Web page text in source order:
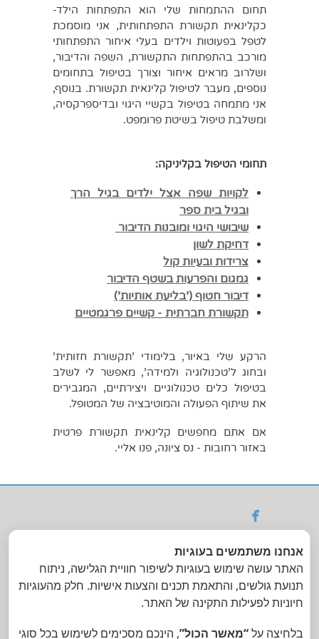
תחום ההתמחות שלי הוא התפתחות הילד-
כקלינאית תקשורת התפתחותית, אני מוסמכת
לטפל בפעוטות וילדים בעלי איחור התפתחותי
מורכב בהתפתחות התקשורת, השפה והדיבור,
ושלרוב מראים איחור וצורך בטיפול בתחומים
נוספים, מעבר לטיפול קלינאית תקשורת. בנוסף,
אני מתמחה בטיפול בקשיי היגוי ובדיספרקסיה,
ומשלבת טיפול בשיטת פרומפט.
תחומי הטיפול בקליניקה:
לקויות שפה אצל ילדים בגיל הרך
ובגיל בית ספר
שיבושי היגוי ומובנות הדיבור
דחיקת לשון
צרידות ובעיות קול
גמגום והפרעות בשטף הדיבור
דיבור חטוף ('בליעת אותיות')
תקשורת חברתית - קשיים פרגמטיים
הרקע שלי באיור, בלימודי 'תקשורת חזותית'
ובחוג ל'טכנולוגיה ולמידה', מאפשר לי לשלב
בטיפול כלים טכנולוגיים ויצירתיים, המגבירים
את שיתוף הפעולה והמוטיבציה של המטופל.
אם אתם מחפשים קלינאית תקשורת פרטית
באזור רחובות - נס ציונה, פנו אליי.

ניתן לקבל החזר
מקופות החולים | הסדר
עם ביטוח בי וול
אנחנו משתמשים בעוגיות
האתר עושה שימוש בעוגיות לשיפור חוויית הגלישה, ניתוח
תנועת גולשים, והתאמת תכנים והצעות אישיות. חלק מהעוגיות
חיוניות לפעילות התקינה של האתר.
בלחיצה על“מאשר הכול”, הינכם מסכימים לשימוש בכל סוגי